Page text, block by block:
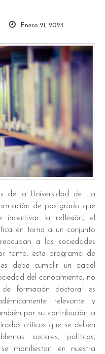
Enero 21, 2023
de la Universidad de La
de postgrado que
incentivar la reflexión, el
en torno a un conjunto
a las sociedades
tanto, este programa de
debe cumplir un papel
del conocimiento, no
formación doctoral es
relevante y
por su contribución a
críticas que se deben
sociales, políticos,
manifiestan en nuestra